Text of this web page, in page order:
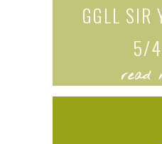
GGLL SIR
5/
read